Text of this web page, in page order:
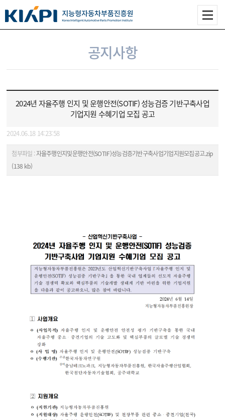
공지사항
2024년 자율주행 인지 및 운행안전(SOTIF) 성능검증 기반구축사업
기업지원 수혜기업 모집 공고
2024.06.18 14:23:58
첨부파일 :자율주행인지및운행안전(SOTIF)성능검증기반구축사업기업지원모집공고.zip
(138 kb)